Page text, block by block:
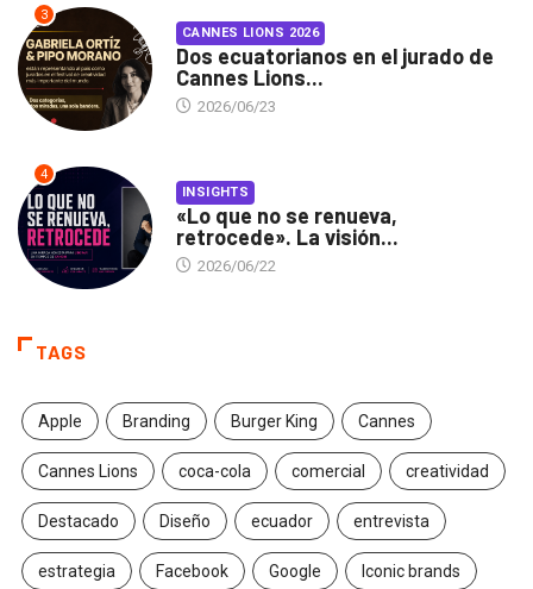
3
CANNES LIONS 2026
Dos ecuatorianos en el jurado de
Cannes Lions...
2026/06/23
4
INSIGHTS
«Lo que no se renueva,
retrocede». La visión...
2026/06/22
TAGS
Apple Branding Burger King Cannes
Cannes Lions coca-cola comercial creatividad
Destacado Diseño ecuador entrevista
estrategia Facebook Google Iconic brands